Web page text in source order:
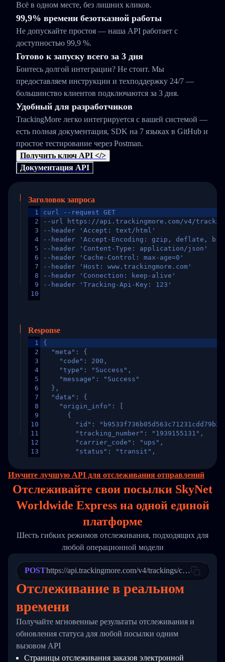
Всё в одном месте, без лишних кликов.
99,9% времени безотказной работы
Не допускайте простоя — наша API работает с
доступностью 99,9 %.
Готово к запуску всего за 3 дня
Боитесь долгой интеграции? Не стоит. Мы
предоставляем инструкции и техподдержку 24/7 —
большинство клиентов подключаются за 3 дня.
Удобный для разработчиков
TrackingMore легко интегрируется с вашей системой —
есть полная документация, SDK на 7 языках в GitHub и
простое тестирование через Postman.
Получить ключ API </>
Документация API
Заголовок запроса
1
2
3
4
5
6
7
8
9
10
curl --request GET
--url https://api.trackingmore.com/v4/trackings/
--header 'Accept: text/html'
--header 'Accept-Encoding: gzip, deflate,
--header 'Content-Type: application/json'
--header 'Cache-Control: max-age=0'
--header 'Host: www.trackingmore.com'
--header 'Connection: keep-alive'
--header 'Tracking-Api-Key: 123'
Response
1
2
3
4
5
6
7
8
9
10
11
12
13
16
17
19
22
25
26
27
28
30
32
33
{
  "meta": {
    "code": 200,
    "type": "Success",
    "message": "Success"
  },
  "data": {
    "origin_info": [
      {
"id":
        "tracking_number": "1939155131",
        "carrier_code": "ups",
        "status": "transit",
        "itemTimeLength": 2,
        "weblink": "",
        "trackinfo": [
            "Date": "2017-03-08 04: 22: 00",
"StatusDescription": "Departed
"Details": "Departed Facility
          },
          {
            "Date": "2017-03-06 15:28:00",
"StatusDescription": "Shipment
"Details": "BEIJING-
        ]
    ]
  }
Изучите лучшую API для отслеживания отправлений
Отслеживайте свои посылки SkyNet
Worldwide Express на однойединой
платформе
Шесть гибких режимов отслеживания, подходящих для
любой операционной модели
POSThttps://api.trackingmore.com/v4/trackings/create
Отслеживание в реальном
времени
Получайте мгновенные результаты отслеживания и
обновления статуса для любой посылки одним
вызовом API
Страницы отслеживания заказов электронной